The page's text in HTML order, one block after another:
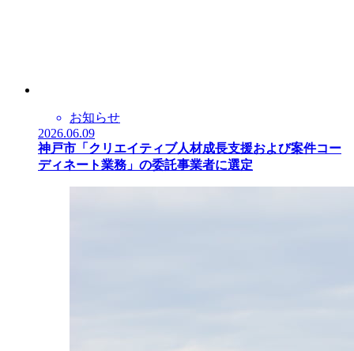
お知らせ
2026.06.09
神戸市「クリエイティブ人材成長支援および案件コー
ディネート業務」の委託事業者に選定